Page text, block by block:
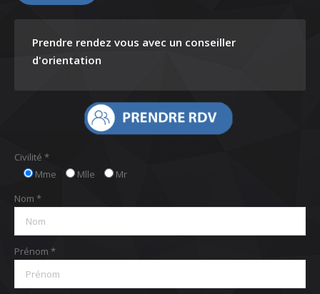
Prendre rendez vous avec un conseiller
d'orientation
Civilité *
Mme
Mlle
Mr
Nom *
Prénom *